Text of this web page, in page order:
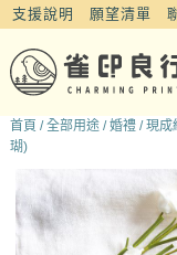
支援說明 願望清單
首頁 /全部用途/婚禮/現成
瑚)